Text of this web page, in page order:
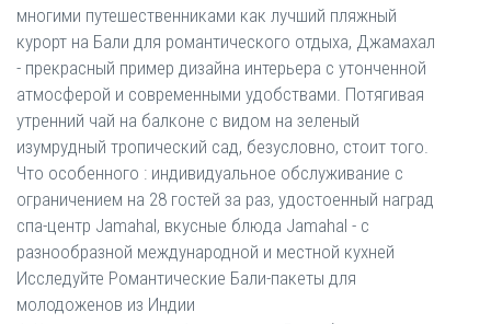
многими путешественниками как лучший пляжный
курорт на Бали для романтического отдыха, Джамахал
- прекрасный пример дизайна интерьера с утонченной
атмосферой и современными удобствами. Потягивая
утренний чай на балконе с видом на зеленый
изумрудный тропический сад, безусловно, стоит того.
Что особенного : индивидуальное обслуживание с
ограничением на 28 гостей за раз, удостоенный наград
спа-центр Jamahal, вкусные блюда Jamahal - с
разнообразной международной и местной кухней
Исследуйте Романтические Бали-пакеты для
молодоженов из Индии